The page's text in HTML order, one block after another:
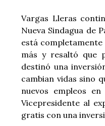
Vargas Lleras
Nueva Sindagua de
está completamente
más y resaltó que
destinó una
cambian vidas sino
nuevos empleos
Vicepresidente al
gratis con una